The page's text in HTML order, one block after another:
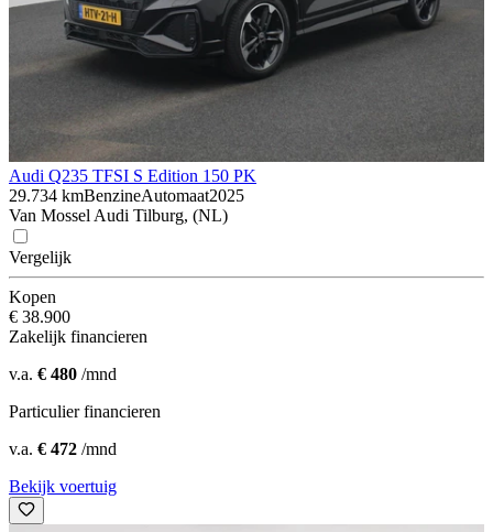
Audi Q235 TFSI S Edition 150 PK
29.734 kmBenzineAutomaat2025
Van Mossel Audi Tilburg, (NL)
Vergelijk
Kopen
€ 38.900
Zakelijk financieren
v.a. € 480 /mnd
Particulier financieren
v.a. € 472 /mnd
Bekijk voertuig